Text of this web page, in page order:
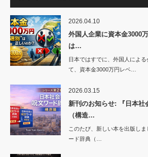
2026.04.10
外国人企業に資本金3000
は…
日本ではすでに、外国人によ
て、資本金3000万円レベ…
2026.03.15
新刊のお知らせ: 『日本社
（構造…
このたび、新しい本を出版し
ード辞典（…